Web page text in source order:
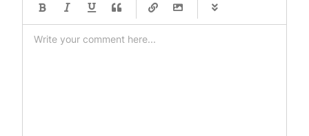
-
-
-
-